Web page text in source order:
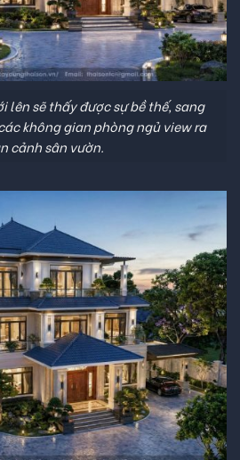
lên sẽ thấy được sự bề thế, sang
không gian phòng ngủ view ra
cảnh sân vườn.